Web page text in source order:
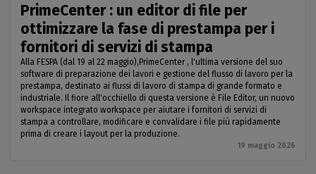
PrimeCenter : un editor di file per
ottimizzare la fase di prestampa per i
fornitori di servizi di stampa
Alla FESPA (dal 19 al 22 maggio),PrimeCenter , l'ultima versione del suo
software di preparazione dei lavori e gestione del flusso di lavoro per la
prestampa, destinato ai flussi di lavoro di stampa di grande formato e
industriale. Il fiore all'occhiello di questa versione è File Editor, un nuovo
workspace integrato workspace per aiutare i fornitori di servizi di
stampa a controllare, modificare e convalidare i file più rapidamente
prima di creare i layout per la produzione.
19 maggio 2026